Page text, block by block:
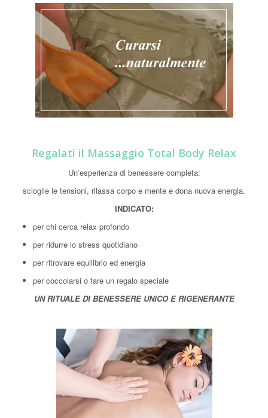
Regalati il Massaggio Total Body Relax
Un’esperienza di benessere completa:
scioglie le tensioni, rilassa corpo e mente e dona nuova energia.
INDICATO:
per chi cerca relax profondo
per ridurre lo stress quotidiano
per ritrovare equilibrio ed energia
per coccolarsi o fare un regalo speciale
UN RITUALE DI BENESSERE UNICO E RIGENERANTE